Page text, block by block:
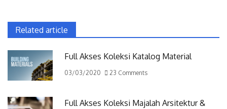
Related article
Full Akses Koleksi Katalog Material
03/03/2020 23 Comments
Full Akses Koleksi Majalah Arsitektur &